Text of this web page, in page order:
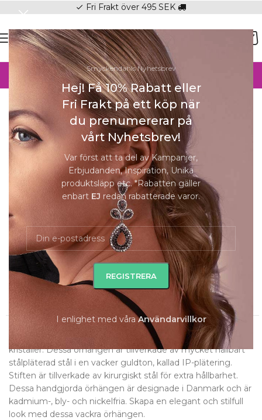
Smyckendahls Nyhetsbrev
Hej! Få 10% Rabatt eller
Fri Frakt på ett köp när
du prenumererar på
vårt Nyhetsbrev!
Var först att ta del av Kampanjer,
Erbjudanden, Inspiration, Unika
produktsläpp etc. *Rabatten gäller
enbart EJ redan rabatterade varor.
I enlighet med våraAnvändarvillkor
checkFri Frakt över 495 SEK
SOMMAR-REA HOS SMYCKENDAHLS,
UPP TILL 25%
Örhängen Örhängen Dam
-25%
Förstora
Holly Ss Blue Örhängen | Silver
579kr 435kr
Slut i lager
Slut i lager
Beskrivning
HOLLY – Stora kreolörhängen med facettslipade safirblå
kristaller. Dessa örhängen är tillverkade av mycket hållbart
stålpläterad stål i en vacker guldton, kallad IP-plätering.
Stiften är tillverkade av kirurgiskt stål för extra hållbarhet.
Dessa handgjorda örhängen är designade i Danmark och är
kadmium-, bly- och nickelfria. Skapa en elegant och stilfull
look med dessa vackra örhängen.